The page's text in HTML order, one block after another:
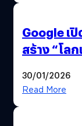
Google เ
สร้าง “โล
30/01/2026
Read More